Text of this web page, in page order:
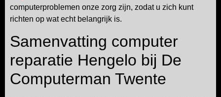
computerproblemen onze zorg zijn, zodat u zich kunt
richten op wat echt belangrijk is.
Samenvatting computer
reparatie Hengelo bij De
Computerman Twente